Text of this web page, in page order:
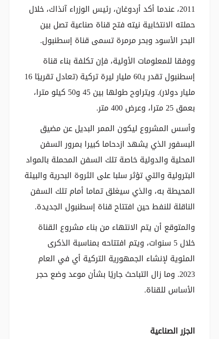
2011، عندما أكد أردوغان، رئيس الوزراء آنذاك، خلال
حملته الانتخابية نيته فتح قناة صناعية تصل بين
البحر الأسود وبحر مرمرة تسمى قناة إسطنبول.
ووفقا للمعلومات الأولية، فإن تكلفة بناء قناة
إسطنبول تقدر بـ60 مليار ليرة تركية (تعادل تقريبًا 16
مليار دولار). ويتراوح طولها بين 45 و50 كيلو مترا،
بعمق 25 مترا، وعرض 400 متر.
وأسس المشروع ليكون الممر البديل عن مضيق
البسفور الذي يشهد ازدحاما كبيرا بمرور السفن
المحلية والدولية خاصة تلك السفن المحملة بالمواد
البترولية والتي تؤثر سلبا على الثروة البحرية والبيئة
المحيطة به، والذي سيغلق تماما أمام تلك السفن
الناقلة للنفط حين افتتاح قناة إسطنبول الجديدة.
والمتوقع أن يتم الانتهاء من بناء مشروع القناة
خلال 5 سنوات، ويتم افتتاحه بمناسبة الذكرى
المئوية لإنشاء الجمهورية التركية أي في العام
2023. وما زال التباحث جاريًا بشأن موعد وضع حجر
الأساس للقناة.
الجزر الصناعية